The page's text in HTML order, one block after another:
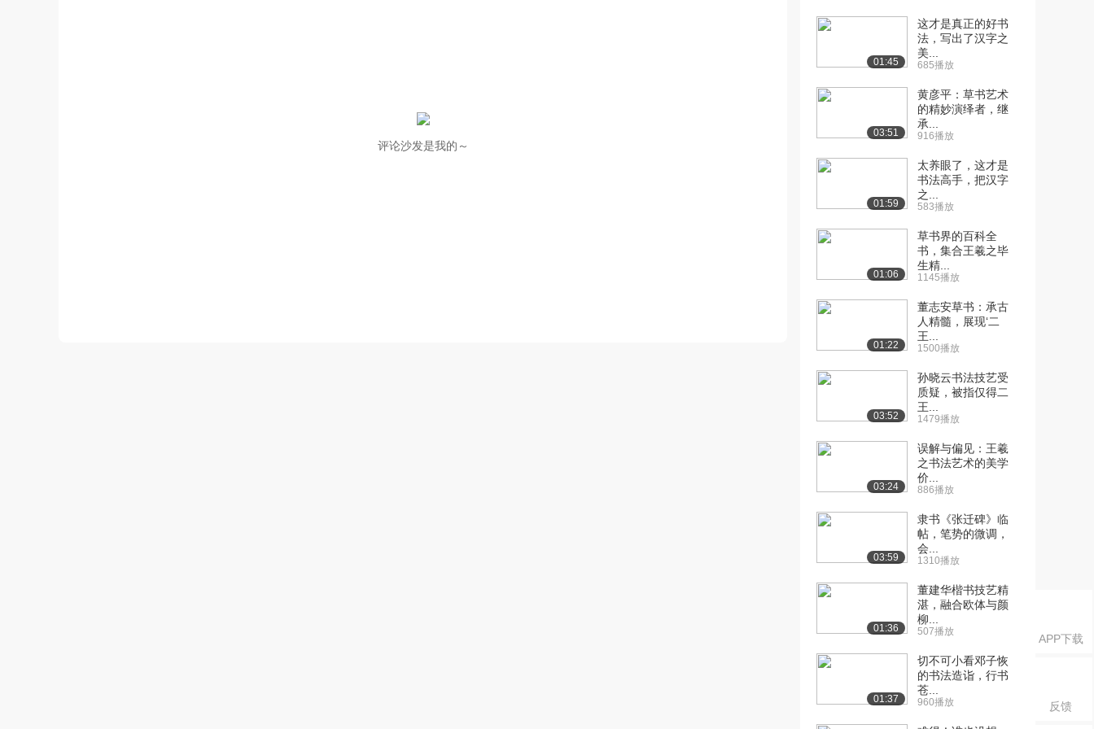
APP下载
反馈
评论沙发是我的～
8225播放
[14] 抑左扬右（中）
6484播放
[15] 抑左扬右（下） 11:31
8875播放
[17] 黄金分割（中）
6969播放
[18] 黄金分割（下） 10:41
8777播放
[20] 空灵与饱满（中）
6877播放
[21] 空灵与饱满（下） 10:47
6934播放
[23] 提案与笔势（中）
3839播放
[24] 提案与笔势（下） 10:39
6778播放
[26] 行草元素（中）
5466播放
[27] 行草元素（下） 10:59
01:45
这才是真正的好书
法，写出了汉字之
美...
685播放
03:51
黄彦平：草书艺术
的精妙演绎者，继
承...
916播放
01:59
太养眼了，这才是
书法高手，把汉字
之...
583播放
01:06
草书界的百科全
书，集合王羲之毕
生精...
1145播放
01:22
董志安草书：承古
人精髓，展现‘二
王...
1500播放
03:52
孙晓云书法技艺受
质疑，被指仅得二
王...
1479播放
03:24
误解与偏见：王羲
之书法艺术的美学
价...
886播放
03:59
隶书《张迁碑》临
帖，笔势的微调，
会...
1310播放
01:36
董建华楷书技艺精
湛，融合欧体与颜
柳...
507播放
01:37
切不可小看邓子恢
的书法造诣，行书
苍...
960播放